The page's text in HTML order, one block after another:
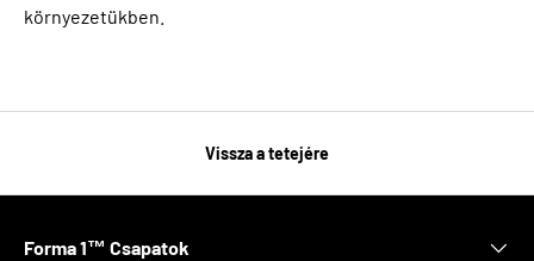
környezetükben.
Vissza a tetejére
Forma 1™ Csapatok